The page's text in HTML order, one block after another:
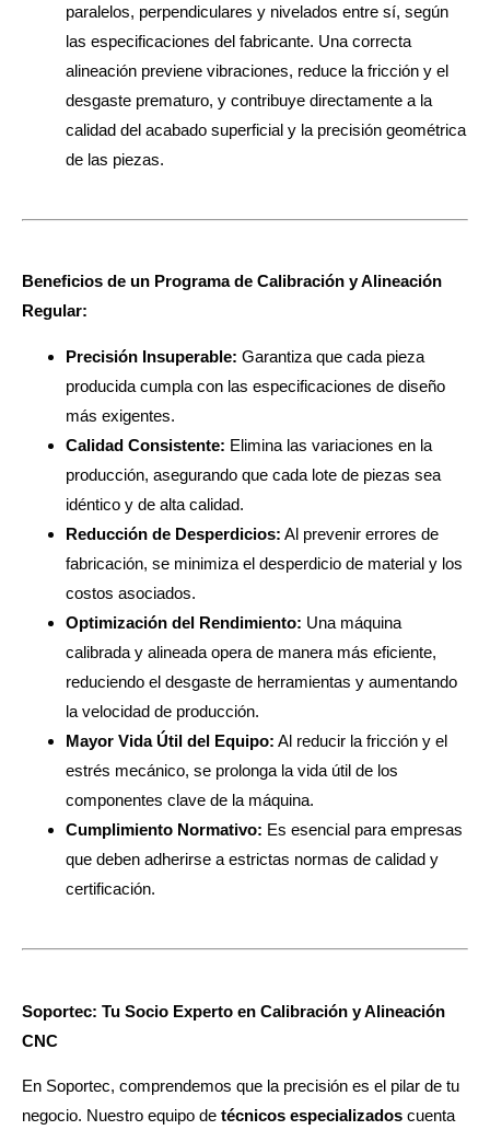
paralelos, perpendiculares y nivelados entre sí, según
las especificaciones del fabricante. Una correcta
alineación previene vibraciones, reduce la fricción y el
desgaste prematuro, y contribuye directamente a la
calidad del acabado superficial y la precisión geométrica
de las piezas.
Beneficios de un Programa de Calibración y Alineación
Regular:
Precisión Insuperable: Garantiza que cada pieza
producida cumpla con las especificaciones de diseño
más exigentes.
Calidad Consistente: Elimina las variaciones en la
producción, asegurando que cada lote de piezas sea
idéntico y de alta calidad.
Reducción de Desperdicios: Al prevenir errores de
fabricación, se minimiza el desperdicio de material y los
costos asociados.
Optimización del Rendimiento: Una máquina
calibrada y alineada opera de manera más eficiente,
reduciendo el desgaste de herramientas y aumentando
la velocidad de producción.
Mayor Vida Útil del Equipo: Al reducir la fricción y el
estrés mecánico, se prolonga la vida útil de los
componentes clave de la máquina.
Cumplimiento Normativo: Es esencial para empresas
que deben adherirse a estrictas normas de calidad y
certificación.
Soportec: Tu Socio Experto en Calibración y Alineación
CNC
En Soportec, comprendemos que la precisión es el pilar de tu
negocio. Nuestro equipo de técnicos especializados cuenta